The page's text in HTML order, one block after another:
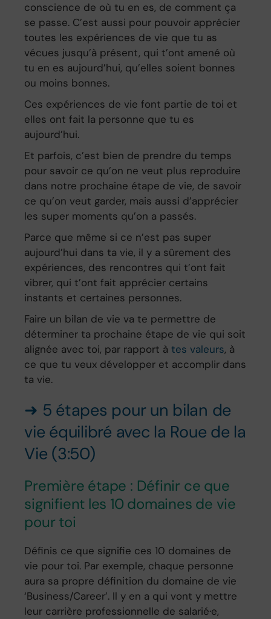
conscience de où tu en es, de comment ça
se passe. C’est aussi pour pouvoir apprécier
toutes les expériences de vie que tu as
vécues jusqu’à présent, qui t’ont amené où
tu en es aujourd’hui, qu’elles soient bonnes
ou moins bonnes.
Ces expériences de vie font partie de toi et
elles ont fait la personne que tu es
aujourd’hui.
Et parfois, c’est bien de prendre du temps
pour savoir ce qu’on ne veut plus reproduire
dans notre prochaine étape de vie, de savoir
ce qu’on veut garder, mais aussi d’apprécier
les super moments qu’on a passés.
Parce que même si ce n’est pas super
aujourd’hui dans ta vie, il y a sûrement des
expériences, des rencontres qui t’ont fait
vibrer, qui t’ont fait apprécier certains
instants et certaines personnes.
Faire un bilan de vie va te permettre de
déterminer ta prochaine étape de vie qui soit
alignée avec toi, par rapport à tes valeurs, à
ce que tu veux développer et accomplir dans
ta vie.
➜ 5 étapes pour un bilan de
vie équilibré avec la Roue de la
Vie (3:50)
Première étape : Définir ce que
signifient les 10 domaines de vie
pour toi
Définis ce que signifie ces 10 domaines de
vie pour toi. Par exemple, chaque personne
aura sa propre définition du domaine de vie
‘Business/Career’. Il y en a qui vont y mettre
leur carrière professionnelle de salarié·e,